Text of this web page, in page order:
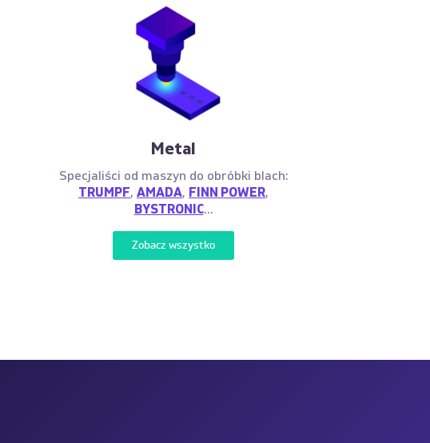
Metal
Specjaliści od maszyn do obróbki blach:
TRUMPF, AMADA, FINN POWER,
BYSTRONIC...
Zobacz wszystko